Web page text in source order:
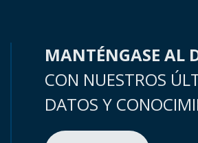
MANTÉNGASE AL
CON NUESTROS
DATOS Y